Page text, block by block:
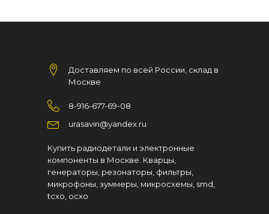
Доставляем по всей России, склад в
Москве
8-916-677-69-08
urasavin@yandex.ru
Купить радиодетали и электронные
компоненты в Москве. Кварцы,
генераторы, резонаторы, фильтры,
микрофоны, зуммеры, микросхемы, smd,
tcxo, ocxo